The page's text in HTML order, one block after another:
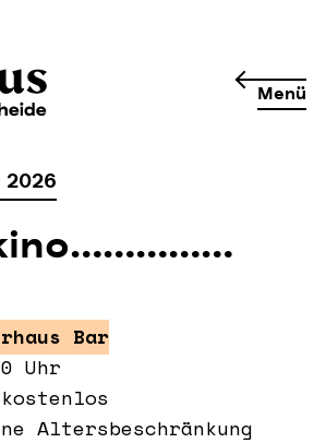
Menü
2026
Bar
Uhr
Altersbeschränkung